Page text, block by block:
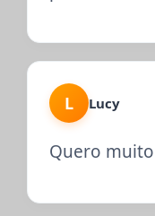
L Lucy
Quero